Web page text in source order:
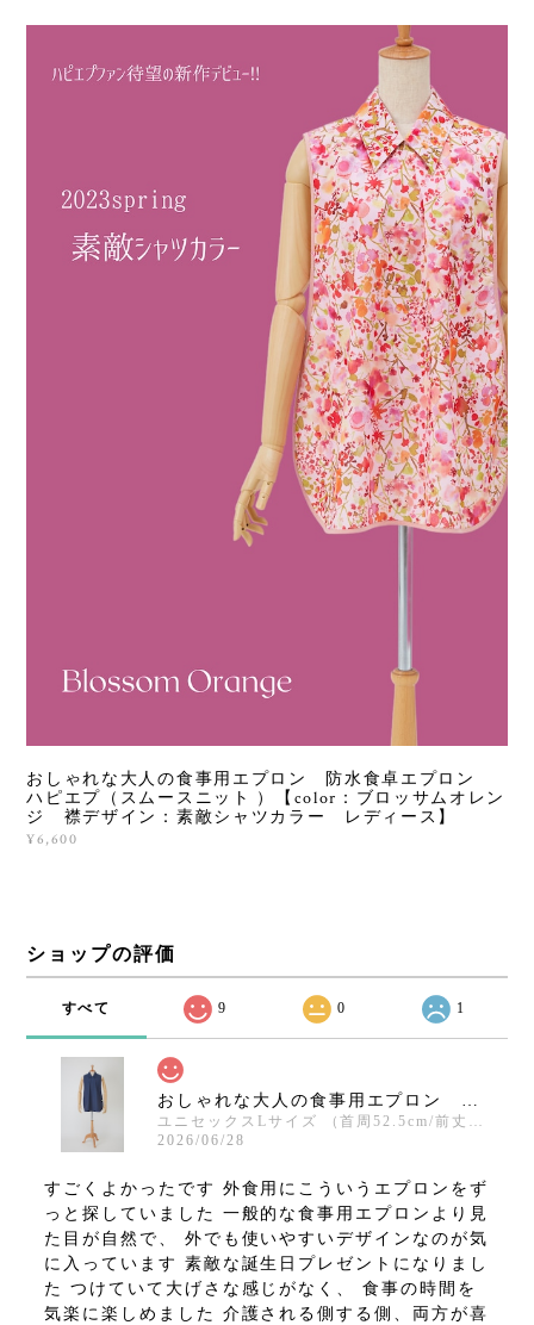
おしゃれな大人の食事用エプロン 防水食卓エプロン
ハピエプ（スムースニット ）【color：ブロッサムオレン
ジ 襟デザイン：素敵シャツカラー レディース】
¥6,600
ショップの評価
すべて 9 0 1
おしゃれな大人の食事用エプロン 防水食卓エプロン ハピエプ（ MICHIEREベーシック ）【color：ネイビー 襟デザイン：ステンカラー ユニセックス（メンズ）】
ユニセックスLサイズ （首周52.5cm/前丈83cm/裾幅68cm）
2026/06/28
すごくよかったです 外食用にこういうエプロンをず
っと探していました 一般的な食事用エプロンより見
た目が自然で、 外でも使いやすいデザインなのが気
に入っています 素敵な誕生日プレゼントになりまし
た つけていて大げさな感じがなく、 食事の時間を
気楽に楽しめました 介護される側する側、両方が喜